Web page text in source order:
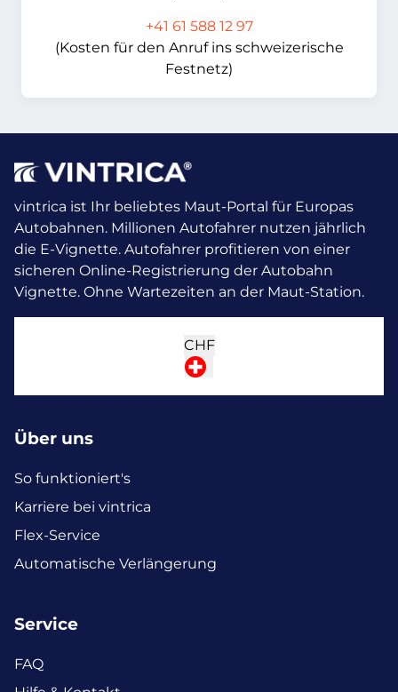
+41 61 588 12 97
(Kosten für den Anruf ins schweizerische
Festnetz)
vintrica ist Ihr beliebtes Maut-Portal für Europas
Autobahnen. Millionen Autofahrer nutzen jährlich
die E-Vignette. Autofahrer profitieren von einer
sicheren Online-Registrierung der Autobahn
Vignette. Ohne Wartezeiten an der Maut-Station.
CHF
Über uns
So funktioniert's
Karriere bei vintrica
Flex-Service
Automatische Verlängerung
Service
FAQ